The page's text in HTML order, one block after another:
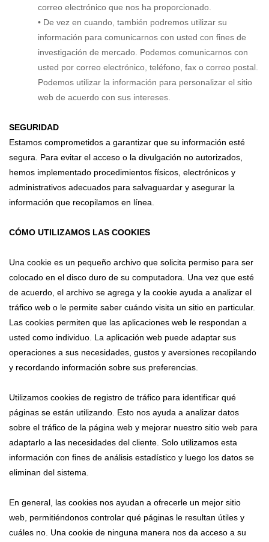
correo electrónico que nos ha proporcionado.
• De vez en cuando, también podremos utilizar su
información para comunicarnos con usted con fines de
investigación de mercado. Podemos comunicarnos con
usted por correo electrónico, teléfono, fax o correo postal.
Podemos utilizar la información para personalizar el sitio
web de acuerdo con sus intereses.
SEGURIDAD
Estamos comprometidos a garantizar que su información esté
segura. Para evitar el acceso o la divulgación no autorizados,
hemos implementado procedimientos físicos, electrónicos y
administrativos adecuados para salvaguardar y asegurar la
información que recopilamos en línea.
CÓMO UTILIZAMOS LAS COOKIES
Una cookie es un pequeño archivo que solicita permiso para ser
colocado en el disco duro de su computadora. Una vez que esté
de acuerdo, el archivo se agrega y la cookie ayuda a analizar el
tráfico web o le permite saber cuándo visita un sitio en particular.
Las cookies permiten que las aplicaciones web le respondan a
usted como individuo. La aplicación web puede adaptar sus
operaciones a sus necesidades, gustos y aversiones recopilando
y recordando información sobre sus preferencias.
Utilizamos cookies de registro de tráfico para identificar qué
páginas se están utilizando. Esto nos ayuda a analizar datos
sobre el tráfico de la página web y mejorar nuestro sitio web para
adaptarlo a las necesidades del cliente. Solo utilizamos esta
información con fines de análisis estadístico y luego los datos se
eliminan del sistema.
En general, las cookies nos ayudan a ofrecerle un mejor sitio
web, permitiéndonos controlar qué páginas le resultan útiles y
cuáles no. Una cookie de ninguna manera nos da acceso a su